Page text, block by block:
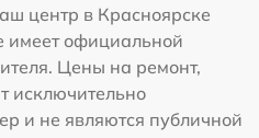
центр в Красноярске
имеет официальной
Цены на ремонт,
исключительно
и не являются публичной